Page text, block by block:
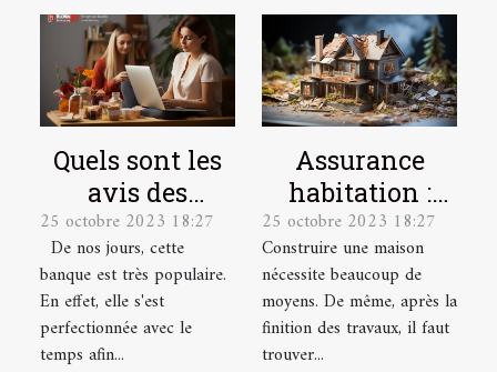
Quels sont les
avis des
utilisateurs sur
la banque en
ligne
Boursorama ?
25 octobre 2023 18:27
De nos jours, cette
banque est très populaire.
En effet, elle s'est
perfectionnée avec le
temps afin...
Assurance
habitation :
quelles sont les
garanties ?
25 octobre 2023 18:27
Construire une maison
nécessite beaucoup de
moyens. De même, après la
finition des travaux, il faut
trouver...